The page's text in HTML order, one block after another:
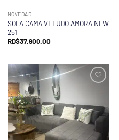
NOVEDAD
SOFA CAMA VELUDO AMORA NEW
251
RD$37,900.00